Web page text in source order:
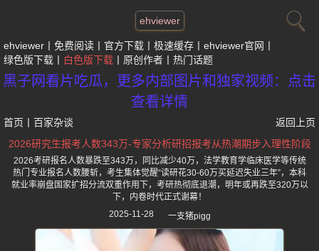
ehviewer
ehviewer 免费阅读 官方下载 极速缓存
ehviewer官网
绿色版下载
白色版下载 原创作者 热门话题
黑子网看片吃瓜，更多内部图片和独家视频：点击
查看详情
首页 百家杂谈
返回上页
2026研究生报考人数343万-专家分析研招报考从热潮期步入理性阶段
2026考研报名人数暴跌至343万，同比减少40万，法学教育学临床医学等传统
热门专业报名人数腰斩，考生集体觉醒“读研花30-60万买延迟失业三年”，本科
就业率崩盘国家扩招分流双重作用下，考研热彻底退潮，明年或再跌至320万以
下，内卷时代正式谢幕！
2025-11-28
一支猪pigg